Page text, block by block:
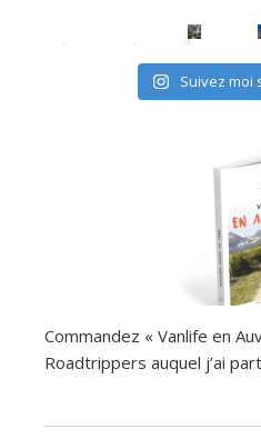
avec les (mini) kids, c'est possible
Suivez moi
Commandez « Vanlife en
Roadtrippers auquel j’ai